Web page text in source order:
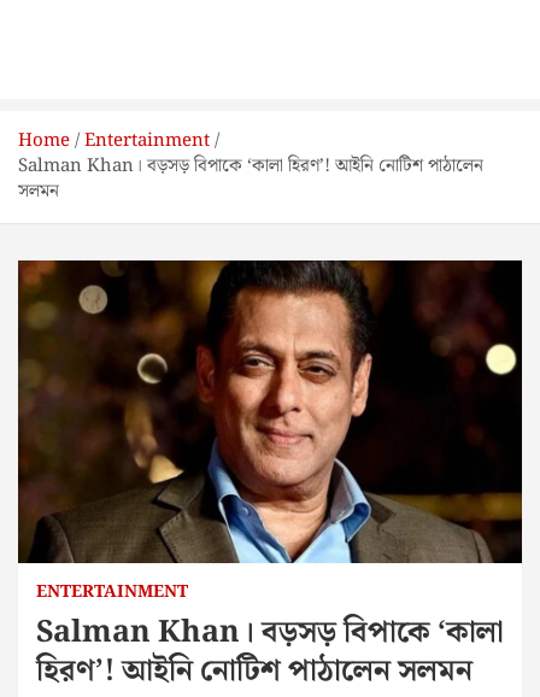
Home Entertainment
Salman Khan। বড়সড় বিপাকে ‘কালা হিরণ’! আইনি নোটিশ পাঠালেন
সলমন
ENTERTAINMENT
Salman Khan। বড়সড় বিপাকে ‘কালা
হিরণ’! আইনি নোটিশ পাঠালেন সলমন